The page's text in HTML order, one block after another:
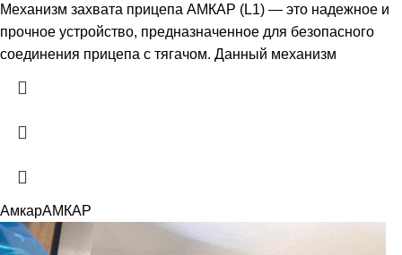
Механизм захвата прицепа АМКАР (L1) — это надежное и
прочное устройство, предназначенное для безопасного
соединения прицепа с тягачом. Данный механизм
АмкарАМКАР